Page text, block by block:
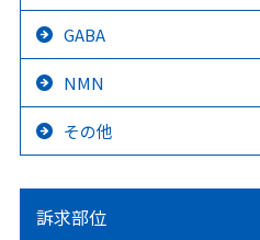
GABA
NMN
その他
訴求部位